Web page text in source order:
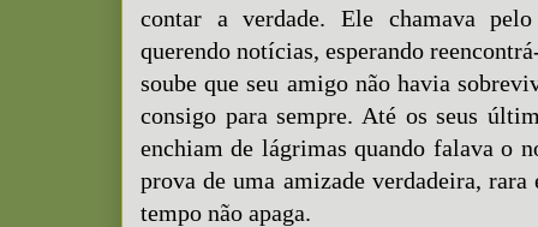
contar a verdade. Ele chamava
querendo notícias, esperando
soube que seu amigo não havia
consigo para sempre. Até os seus
enchiam de lágrimas quando falava o
prova de uma amizade verdadeira, rara
tempo não apaga.